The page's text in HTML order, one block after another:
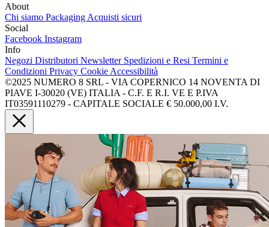
About
Chi siamo Packaging Acquisti sicuri
Social
Facebook Instagram
Info
Negozi Distributori Newsletter Spedizioni e Resi Termini e
Condizioni Privacy Cookie Accessibilità
©2025 NUMERO 8 SRL - VIA COPERNICO 14 NOVENTA DI
PIAVE I-30020 (VE) ITALIA - C.F. E R.I. VE E P.IVA
IT03591110279 - CAPITALE SOCIALE € 50.000,00 I.V.